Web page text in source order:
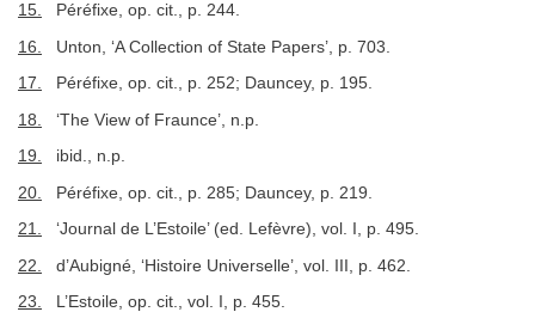
15. Péréfixe, op. cit., p. 244.
16. Unton, ‘A Collection of State Papers’, p. 703.
17. Péréfixe, op. cit., p. 252; Dauncey, p. 195.
18. ‘The View of Fraunce’, n.p.
19. ibid., n.p.
20. Péréfixe, op. cit., p. 285; Dauncey, p. 219.
21. ‘Journal de L’Estoile’ (ed. Lefèvre), vol. I, p. 495.
22. d’Aubigné, ‘Histoire Universelle’, vol. III, p. 462.
23. L’Estoile, op. cit., vol. I, p. 455.